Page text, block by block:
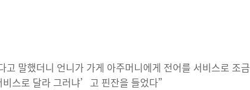
말했더니 언니가 가게 아주머니에게 전어를 서비스로 조금
스로 달라 그러냐’고 핀잔을 들었다”